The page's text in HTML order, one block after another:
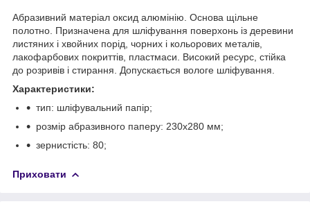
Абразивний матеріал оксид алюмінію. Основа щільне
полотно. Призначена для шліфування поверхонь із деревини
листяних і хвойних порід, чорних і кольорових металів,
лакофарбових покриттів, пластмаси. Високий ресурс, стійка
до розривів і стирання. Допускається вологе шліфування.
Характеристики:
тип: шліфувальний папір;
розмір абразивного паперу: 230х280 мм;
зернистість: 80;
Приховати